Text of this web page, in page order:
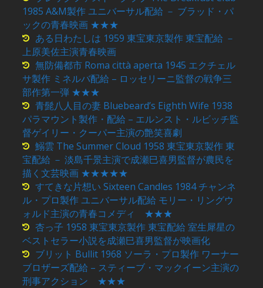
1985 A&M製作 ユニバーサル配給 － ブラッド・パ
ックの青春映画 ★★★
ある日わたしは 1959 東宝東京製作 東宝配給 －
上原美佐主演青春映画
無防備都市 Roma città aperta 1945 エクチェル
サ製作 ミネルバ配給 – ロッセリーニ監督の戦争三
部作第一弾 ★★★
青髭八人目の妻 Bluebeard’s Eighth Wife 1938
パラマウント製作・配給 – エルンスト・ルビッチ監
督ゲイリー・クーパー主演の艶笑喜劇
鰯雲 The Summer Cloud 1958 東宝東京製作 東
宝配給 － 淡島千景主演で成瀬巳喜男監督が農民を
描く文芸映画 ★★★★★
すてきな片想い Sixteen Candles 1984 チャンネ
ル・プロ製作 ユニバーサル配給 モリー・リングウ
ォルド主演の青春コメディ ★★★
杏っ子 1958 東宝東京製作 東宝配給 室生犀星の
ベストセラー小説を成瀬巳喜男監督が映画化
ブリット Bullit 1968 ソーラ・プロ製作 ワーナー
ブロザーズ配給 – スティーブ・マックイーン主演の
刑事アクション ★★★